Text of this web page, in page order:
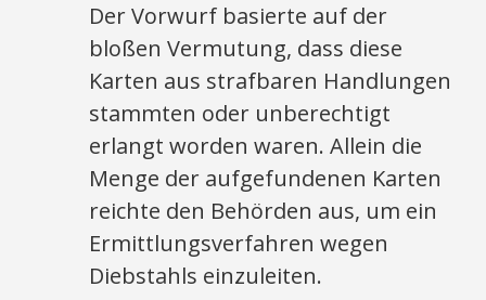
Der Vorwurf basierte auf der
bloßen Vermutung, dass diese
Karten aus strafbaren Handlungen
stammten oder unberechtigt
erlangt worden waren. Allein die
Menge der aufgefundenen Karten
reichte den Behörden aus, um ein
Ermittlungsverfahren wegen
Diebstahls einzuleiten.